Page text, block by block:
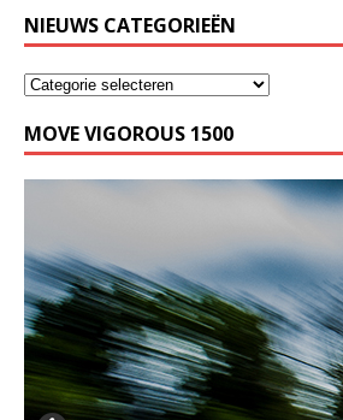
NIEUWS CATEGORIEËN
MOVE VIGOROUS 1500